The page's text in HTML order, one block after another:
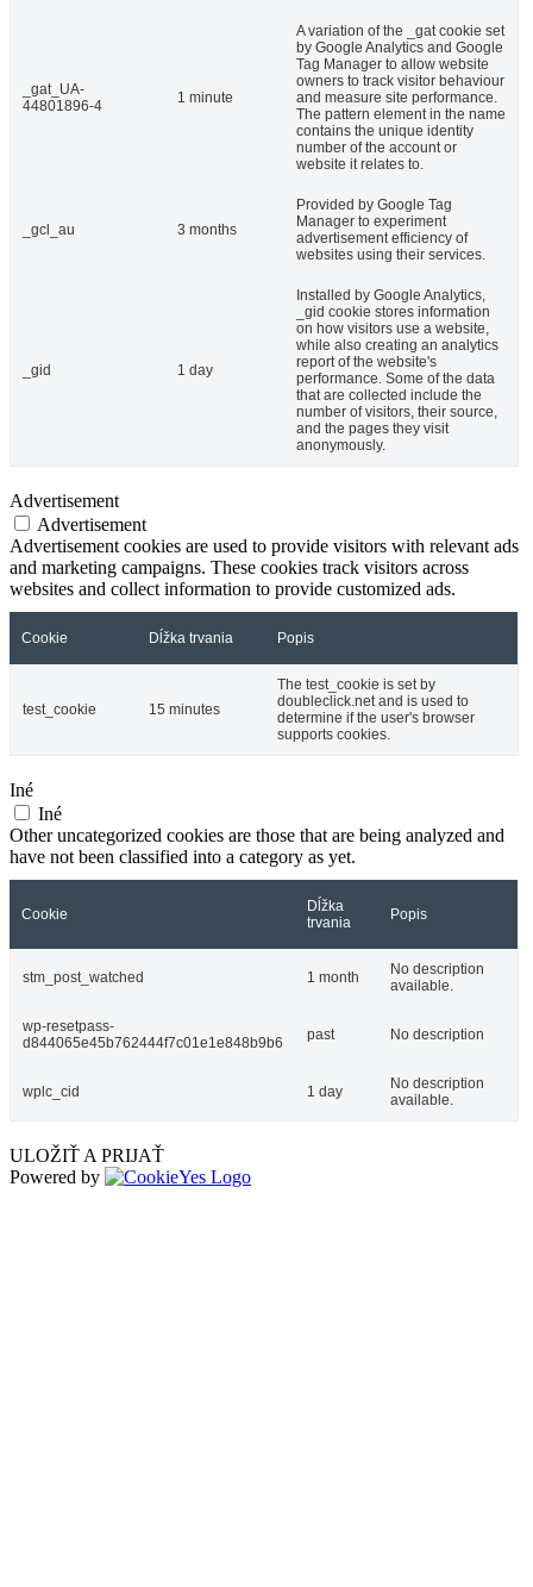
_gat_UA-
44801896-4
1 minute
A variation of the _gat cookie set
by Google Analytics and Google
Tag Manager to allow website
owners to track visitor behaviour
and measure site performance.
The pattern element in the name
contains the unique identity
number of the account or
website it relates to.
_gcl_au 3 months
Provided by Google Tag
Manager to experiment
advertisement efficiency of
websites using their services.
_gid 1 day
Installed by Google Analytics,
_gid cookie stores information
on how visitors use a website,
while also creating an analytics
report of the website's
performance. Some of the data
that are collected include the
number of visitors, their source,
and the pages they visit
anonymously.
Advertisement
Advertisement
Advertisement cookies are used to provide visitors with relevant ads
and marketing campaigns. These cookies track visitors across
websites and collect information to provide customized ads.
Cookie Dĺžka trvania Popis
test_cookie 15 minutes
The test_cookie is set by
doubleclick.net and is used to
determine if the user's browser
supports cookies.
Iné
Iné
Other uncategorized cookies are those that are being analyzed and
have not been classified into a category as yet.
Cookie
Dĺžka
trvania
Popis
stm_post_watched 1 month
No description
available.
wp-resetpass-
d844065e45b762444f7c01e1e848b9b6
past No description
wplc_cid 1 day
No description
available.
ULOŽIŤ A PRIJAŤ
Powered by